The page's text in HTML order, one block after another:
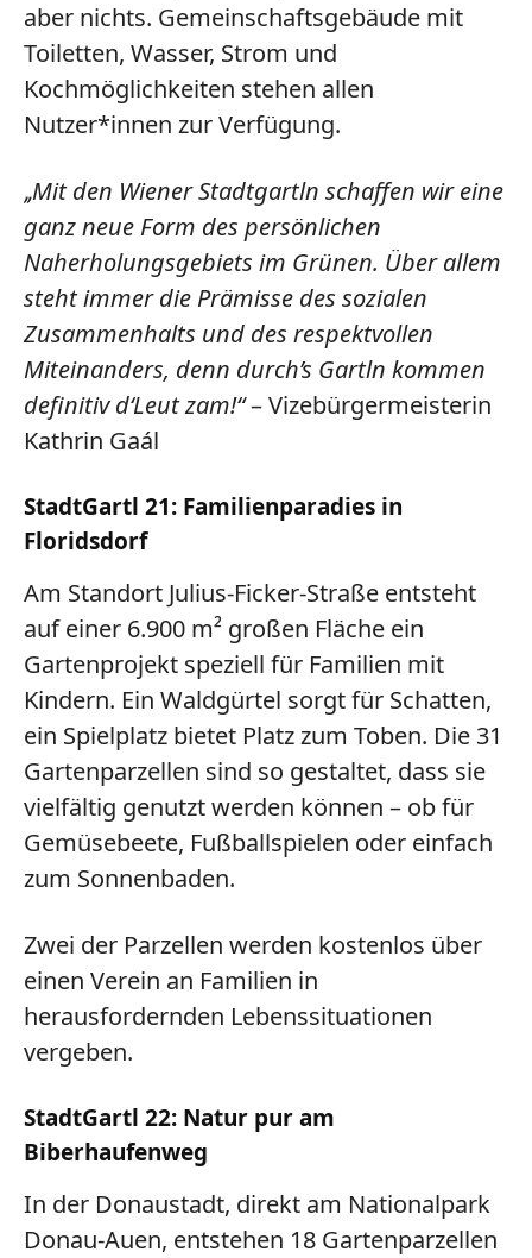
aber nichts. Gemeinschaftsgebäude mit
Toiletten, Wasser, Strom und
Kochmöglichkeiten stehen allen
Nutzer*innen zur Verfügung.
„Mit den Wiener Stadtgartln schaffen wir eine
ganz neue Form des persönlichen
Naherholungsgebiets im Grünen. Über allem
steht immer die Prämisse des sozialen
Zusammenhalts und des respektvollen
Miteinanders, denn durch’s Gartln kommen
definitiv d‘Leut zam!“– Vizebürgermeisterin
Kathrin Gaál
StadtGartl 21: Familienparadies in
Floridsdorf
Am Standort Julius-Ficker-Straße entsteht
auf einer 6.900 m² großen Fläche ein
Gartenprojekt speziell für Familien mit
Kindern. Ein Waldgürtel sorgt für Schatten,
ein Spielplatz bietet Platz zum Toben. Die 31
Gartenparzellen sind so gestaltet, dass sie
vielfältig genutzt werden können – ob für
Gemüsebeete, Fußballspielen oder einfach
zum Sonnenbaden.
Zwei der Parzellen werden kostenlos über
einen Verein an Familien in
herausfordernden Lebenssituationen
vergeben.
StadtGartl 22: Natur pur am
Biberhaufenweg
In der Donaustadt, direkt am Nationalpark
Donau-Auen, entstehen 18 Gartenparzellen